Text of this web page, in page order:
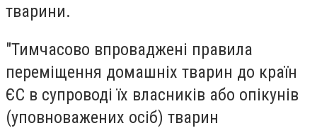
тварини.
"Тимчасово впроваджені правила
переміщення домашніх тварин до країн
ЄС в супроводі їх власників або опікунів
(уповноважених осіб) тварин